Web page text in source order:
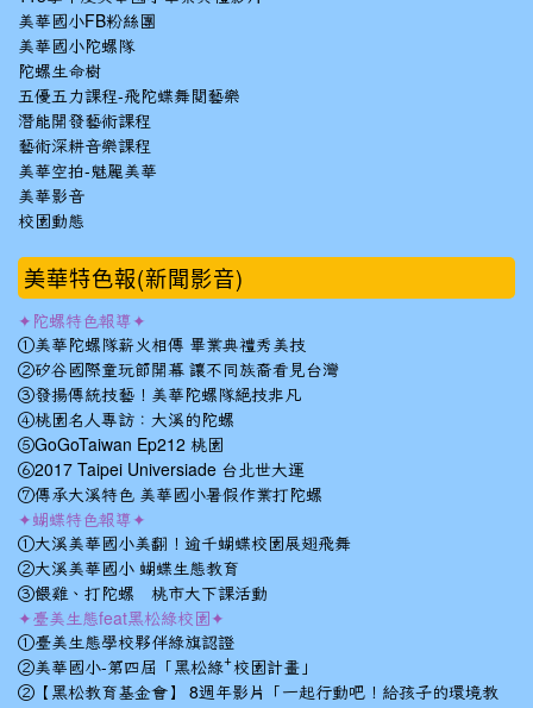
美華國小FB粉絲團
美華國小陀螺隊
陀螺生命樹
五優五力課程-飛陀蝶舞閱藝樂
潛能開發藝術課程
藝術深耕音樂課程
美華空拍-魅麗美華
美華影音
校園動態
美華特色報(新聞影音)
✦陀螺特色報導✦
①美華陀螺隊薪火相傳 畢業典禮秀美技
②矽谷國際童玩節開幕 讓不同族裔看見台灣
③發揚傳統技藝！美華陀螺隊絕技非凡
④桃園名人專訪：大溪的陀螺
⑤GoGoTaiwan Ep212 桃園
⑥2017 Taipei Universiade 台北世大運
⑦傳承大溪特色 美華國小暑假作業打陀螺
✦蝴蝶特色報導✦
①大溪美華國小美翻！逾千蝴蝶校園展翅飛舞
②大溪美華國小 蝴蝶生態教育
③餵雞、打陀螺 桃市大下課活動
✦臺美生態feat黑松綠校園✦
①臺美生態學校夥伴綠旗認證
②美華國小-第四屆「黑松綠⁺校園計畫」
②【黑松教育基金會】 8週年影片「一起行動吧！給孩子的環境教